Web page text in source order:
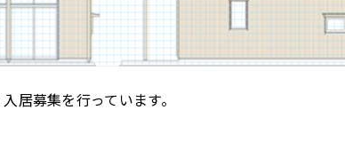
入居募集を行っています。